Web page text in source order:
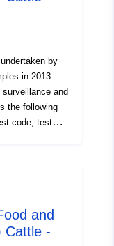
by
in 2013
and
the following
code; test
and
Cattle -